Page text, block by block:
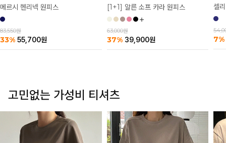
메르시 헨리넥 원피스
83,550원
33% 55,700원
[1+1] 알른 소프 카라 원피스
63,000원
37% 39,900원
셀
7%
고민없는 가성비 티셔츠